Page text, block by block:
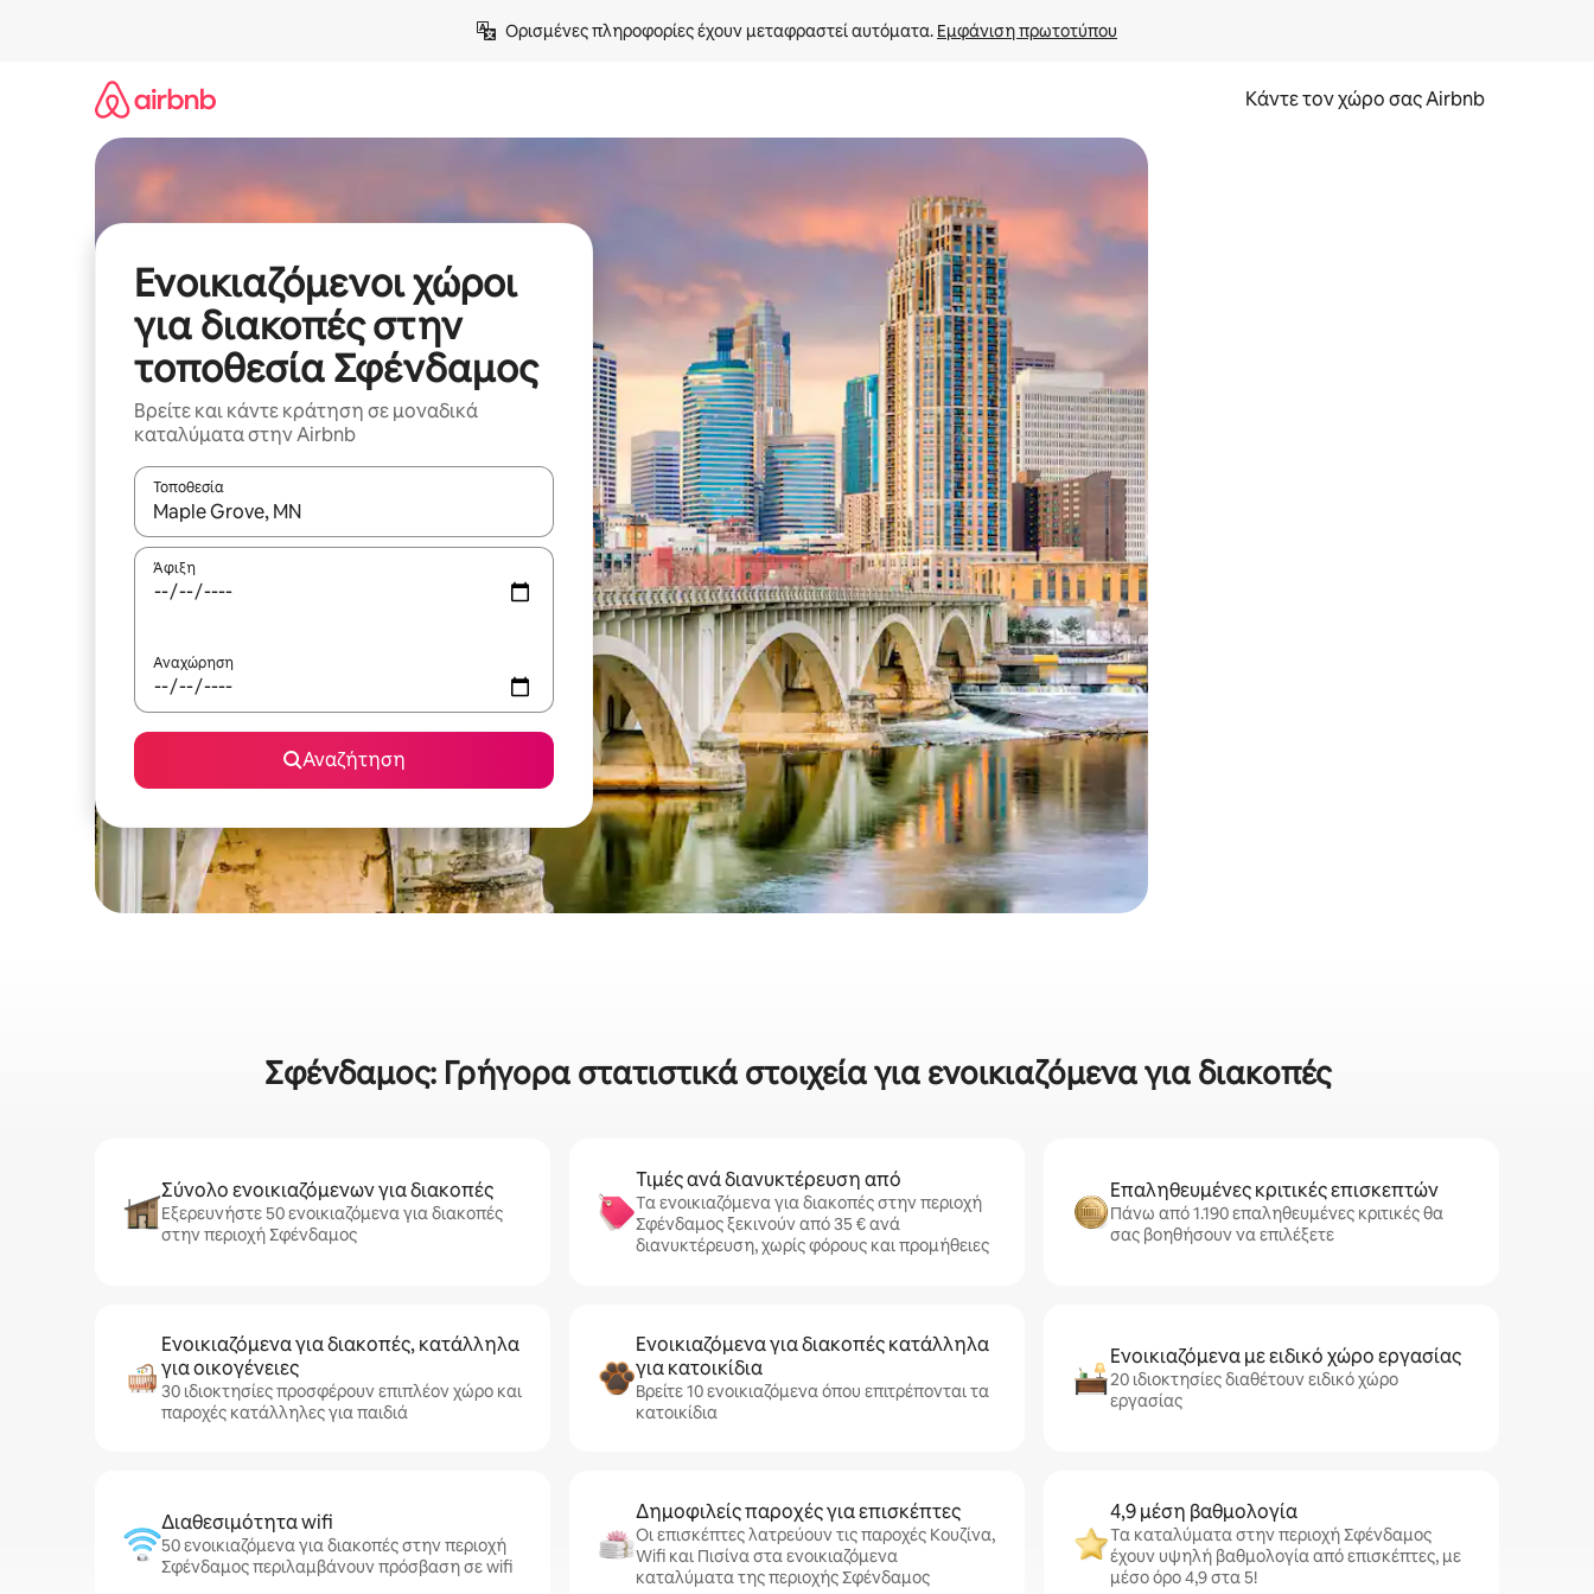
Ορισμένες πληροφορίες έχουν μεταφραστεί αυτόματα. Εμφάνιση πρωτοτύπου
Κάντε τον χώρο σας Airbnb
Ενοικιαζόμενοι χώροι
για διακοπές στην
τοποθεσία Σφένδαμος
Βρείτε και κάντε κράτηση σε μοναδικά
καταλύματα στην Airbnb
Τοποθεσία
Όταν τα αποτελέσματα είναι διαθέσιμα, μπορείτε να πλοηγηθείτε στη σελίδα με τα κουμπιά πάνω και κάτω βέλους, να την εξερευνήσετε με την αφή ή να τη σύρετε με τα δάχτυλα.
Άφιξη
Αναχώρηση
Αναζήτηση
Σφένδαμος: Γρήγορα στατιστικά στοιχεία για ενοικιαζόμενα για διακοπές
Σύνολο ενοικιαζόμενων για διακοπές
Εξερευνήστε 50 ενοικιαζόμενα για διακοπές
στην περιοχή Σφένδαμος
Τιμές ανά διανυκτέρευση από
Τα ενοικιαζόμενα για διακοπές στην περιοχή
Σφένδαμος ξεκινούν από 35 € ανά
διανυκτέρευση, χωρίς φόρους και προμήθειες
Επαληθευμένες κριτικές επισκεπτών
Πάνω από 1.190 επαληθευμένες κριτικές θα
σας βοηθήσουν να επιλέξετε
Ενοικιαζόμενα για διακοπές, κατάλληλα
για οικογένειες
30 ιδιοκτησίες προσφέρουν επιπλέον χώρο και
παροχές κατάλληλες για παιδιά
Ενοικιαζόμενα για διακοπές κατάλληλα
για κατοικίδια
Βρείτε 10 ενοικιαζόμενα όπου επιτρέπονται τα
κατοικίδια
Ενοικιαζόμενα με ειδικό χώρο εργασίας
20 ιδιοκτησίες διαθέτουν ειδικό χώρο
εργασίας
Διαθεσιμότητα wifi
50 ενοικιαζόμενα για διακοπές στην περιοχή
Σφένδαμος περιλαμβάνουν πρόσβαση σε wifi
Δημοφιλείς παροχές για επισκέπτες
Οι επισκέπτες λατρεύουν τις παροχές Κουζίνα,
Wifi και Πισίνα στα ενοικιαζόμενα
καταλύματα της περιοχής Σφένδαμος
4,9 μέση βαθμολογία
Τα καταλύματα στην περιοχή Σφένδαμος
έχουν υψηλή βαθμολογία από επισκέπτες, με
μέσο όρο 4,9 στα 5!